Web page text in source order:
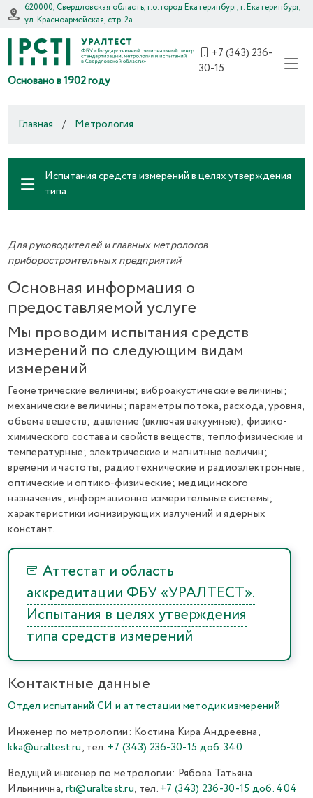
620000, Свердловская область, г.о. город Екатеринбург, г. Екатеринбург,
ул. Красноармейская, стр. 2а
Основано в 1902 году
+7 (343) 236-
30-15
Главная / Метрология
Испытания средств измерений в целях утверждения
типа
Для руководителей и главных метрологов
приборостроительных предприятий
Основная информация о
предоставляемой услуге
Мы проводим испытания средств
измерений по следующим видам
измерений
Геометрические величины; виброакустические величины;
механические величины; параметры потока, расхода, уровня,
объема веществ; давление (включая вакуумные); физико-
химического состава и свойств веществ; теплофизические и
температурные; электрические и магнитные величин;
времени и частоты; радиотехнические и радиоэлектронные;
оптические и оптико-физические; медицинского
назначения; информационно измерительные системы;
характеристики ионизирующих излучений и ядерных
констант.
Аттестат и область
аккредитации ФБУ «УРАЛТЕСТ».
Испытания в целях утверждения
типа средств измерений
Контактные данные
Отдел испытаний СИ и аттестации методик измерений
Инженер по метрологии: Костина Кира Андреевна,
kka@uraltest.ru, тел. +7 (343) 236-30-15 доб. 340
Ведущий инженер по метрологии: Рябова Татьяна
Ильинична,rti@uraltest.ru, тел.+7 (343) 236-30-15 доб. 404